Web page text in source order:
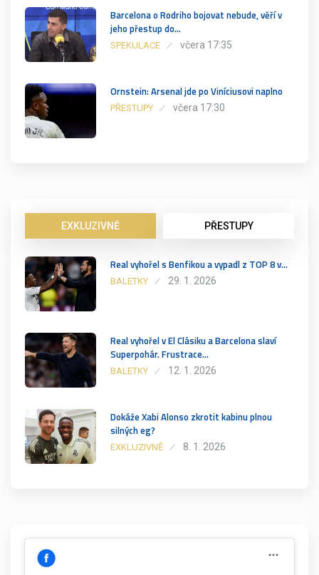
Barcelona o Rodriho bojovat nebude, věří v
jeho přestup do…
SPEKULACE včera 17:35
Ornstein: Arsenal jde po Viníciusovi naplno
PŘESTUPY včera 17:30
EXKLUZIVNĚ PŘESTUPY
Real vyhořel s Benfikou a vypadl z TOP 8 v…
BALETKY 29. 1. 2026
Real vyhořel v El Clásiku a Barcelona slaví
Superpohár. Frustrace…
BALETKY 12. 1. 2026
Dokáže Xabi Alonso zkrotit kabinu plnou
silných eg?
EXKLUZIVNĚ 8. 1. 2026